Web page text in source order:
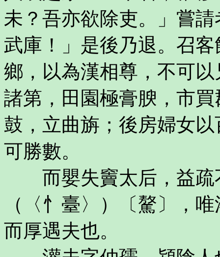
未？吾亦欲除吏。」嘗
武庫！」是後乃退。召
鄉，以為漢相尊，不可
諸第，田園極膏腴，市
鼓，立曲旃；後房婦女
可勝數。
而嬰失竇太后，益疏
（〈忄臺〉）〔驁〕，
而厚遇夫也。